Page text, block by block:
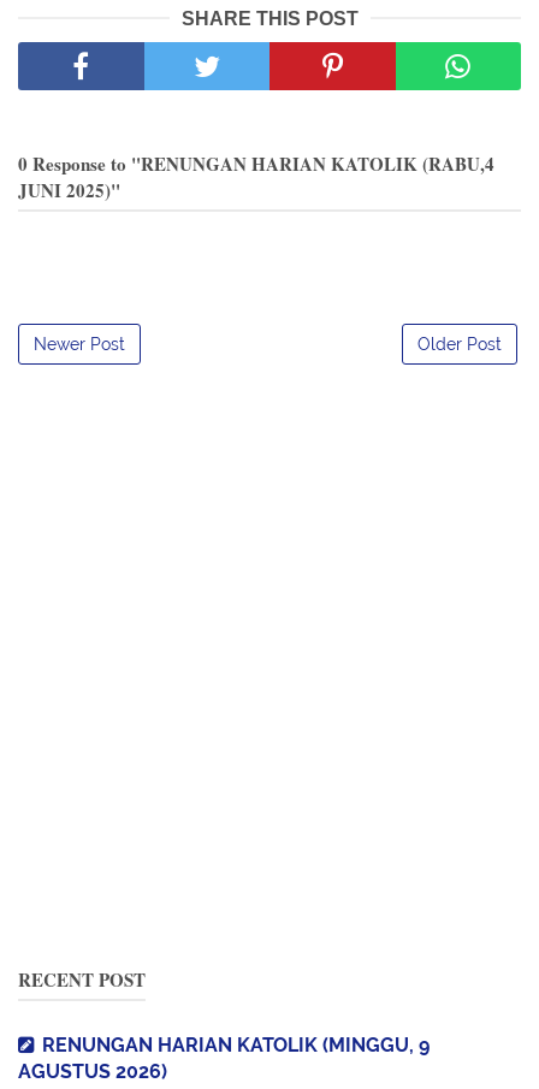
SHARE THIS POST
0 Response to "RENUNGAN HARIAN KATOLIK (RABU,4
JUNI 2025)"
Newer Post Older Post
RECENT POST
RENUNGAN HARIAN KATOLIK (MINGGU, 9
AGUSTUS 2026)